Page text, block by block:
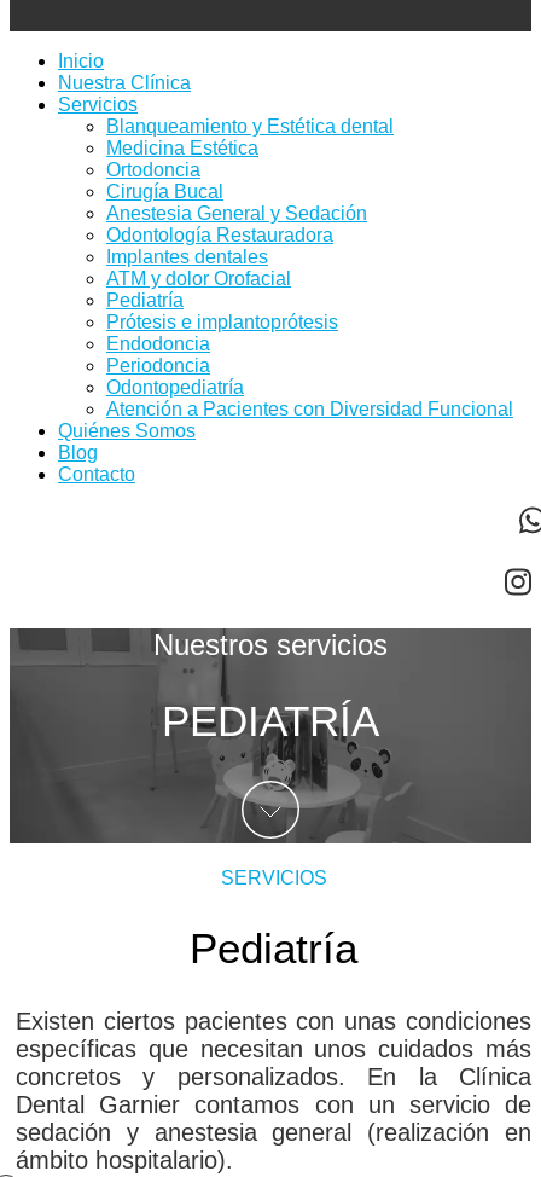
Inicio
Nuestra Clínica
Servicios
Blanqueamiento y Estética dental
Medicina Estética
Ortodoncia
Cirugía Bucal
Anestesia General y Sedación
Odontología Restauradora
Implantes dentales
ATM y dolor Orofacial
Pediatría
Prótesis e implantoprótesis
Endodoncia
Periodoncia
Odontopediatría
Atención a Pacientes con Diversidad Funcional
Quiénes Somos
Blog
Contacto
Nuestros servicios
PEDIATRÍA
SERVICIOS
Pediatría
Existen ciertos pacientes con unas condiciones
específicas que necesitan unos cuidados más
concretos y personalizados. En la Clínica
Dental Garnier contamos con un servicio de
sedación y anestesia general (realización en
ámbito hospitalario).